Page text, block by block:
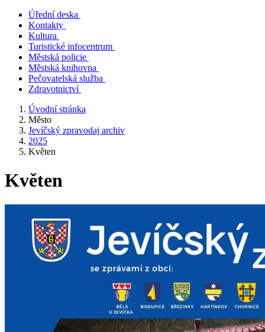
Úřední deska
Kontakty
Kultura
Turistické infocentrum
Městská policie
Městská knihovna
Pečovatelská služba
Zdravotnictví
Úvodní stránka
Město
Jevíčský zpravodaj archiv
2025
Květen
Květen